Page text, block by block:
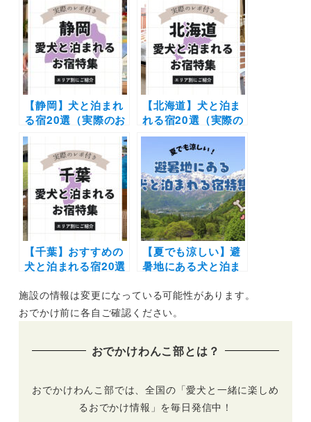
や口コミも | 大切な
ペットと特別な旅行
を楽しもう♪
愛犬と旅しよう♪
【静岡】犬と泊まれ
る宿20選（実際のお
でかけレポあり）エ
リア別に温泉やコテ
ージなど新施設や穴
場もご紹介
【北海道】犬と泊ま
れる宿20選（実際の
おでかけレポあり）|
コテージやリゾート
ホテルなどエリア別
に紹介
【千葉】おすすめの
犬と泊まれる宿20選
ポあり）露天風呂や
プライベートドッグ
【夏でも涼しい】避
暑地にある犬と泊ま
原や軽井沢・奥日光
や勝浦など8エリア
施設の情報は変更になっている可能性があります。
おでかけ前に各自ご確認ください。
おでかけわんこ部とは？
おでかけわんこ部では、全国の「愛犬と一緒に楽しめ
るおでかけ情報」を毎日発信中！